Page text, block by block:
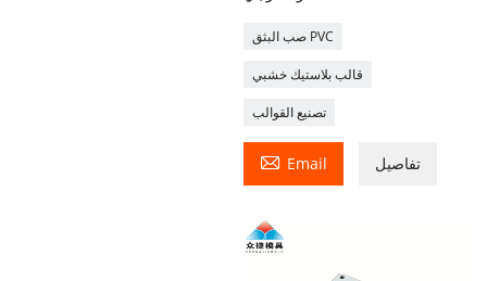
صب البثق PVC
قالب بلاستيك خشبي
تصنيع القوالب
 Email تفاصيل